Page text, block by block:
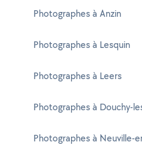
Photographes à Anzin
Photographes à Lesquin
Photographes à Leers
Photographes à Douchy-
Photographes à Neuville-